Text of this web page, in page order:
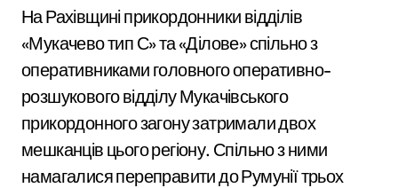
На Рахівщині прикордонники відділів
«Мукачево тип С» та «Ділове» спільно з
оперативниками головного оперативно-
розшукового відділу Мукачівського
прикордонного загону затримали двох
мешканців цього регіону. Спільно з ними
намагалися переправити до Румунії трьох